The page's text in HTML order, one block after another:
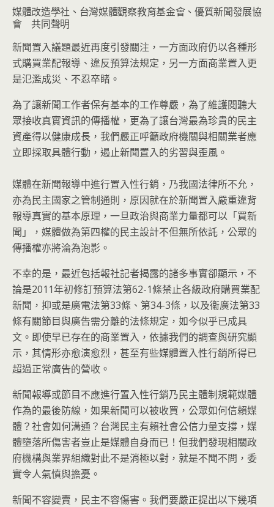
媒體改造學社、台灣媒體觀察教育基金會、優質新聞發展協
會 共同聲明
新聞置入議題最近再度引發關注，一方面政府仍以各種形
式購買業配報導、違反預算法規定，另一方面商業置入更
是氾濫成災、不忍卒睹。
為了讓新聞工作者保有基本的工作尊嚴，為了維護閱聽大
眾接收真實資訊的傳播權，更為了讓台灣最為珍貴的民主
資產得以健康成長，我們嚴正呼籲政府機關與相關業者應
立即採取具體行動，遏止新聞置入的劣習與歪風。
媒體在新聞報導中進行置入性行銷，乃我國法律所不允，
亦為民主國家之管制通則，原因就在於新聞置入嚴重違背
報導真實的基本原理，一旦政治與商業力量都可以「買新
聞」，媒體做為第四權的民主設計不但無所依託，公眾的
傳播權亦將淪為泡影。
不幸的是，最近包括報社記者揭露的諸多事實卻顯示，不
論是2011年初修訂預算法第62-1條禁止各級政府購買業配
新聞，抑或是廣電法第33條、第34-3條，以及衞廣法第33
條有關節目與廣告需分離的法條規定，如今似乎已成具
文。即使早已存在的商業置入，依據我們的調查與研究顯
示，其情形亦愈演愈烈，甚至有些媒體置入性行銷所得已
超過正常廣告的營收。
新聞報導或節目不應進行置入性行銷乃民主體制規範媒體
作為的最後防線，如果新聞可以被收買，公眾如何信賴媒
體？社會如何溝通？台灣民主有賴社會公信力量支撐，媒
體墮落所傷害者豈止是媒體自身而已！但我們發現相關政
府機構與業界組織對此不是消極以對，就是不聞不問，委
實令人氣憤與擔憂。
新聞不容變賣，民主不容傷害。我們要嚴正提出以下幾項